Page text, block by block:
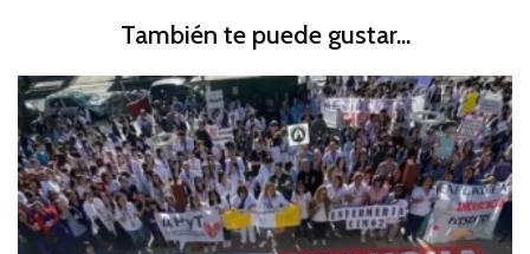
También te puede gustar...